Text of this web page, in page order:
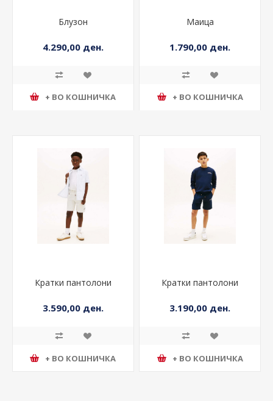
Блузон
4.290,00 ден.
+ ВО КОШНИЧКА
Маица
1.790,00 ден.
+ ВО КОШНИЧКА
Кратки пантолони
3.590,00 ден.
+ ВО КОШНИЧКА
Кратки пантолони
3.190,00 ден.
+ ВО КОШНИЧКА